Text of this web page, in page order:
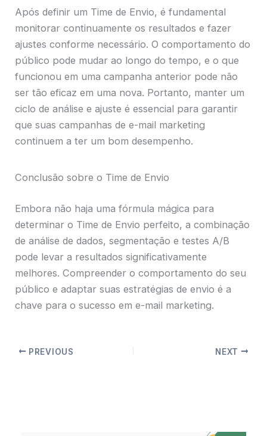
Após definir um Time de Envio, é fundamental
monitorar continuamente os resultados e fazer
ajustes conforme necessário. O comportamento do
público pode mudar ao longo do tempo, e o que
funcionou em uma campanha anterior pode não
ser tão eficaz em uma nova. Portanto, manter um
ciclo de análise e ajuste é essencial para garantir
que suas campanhas de e-mail marketing
continuem a ter um bom desempenho.
Conclusão sobre o Time de Envio
Embora não haja uma fórmula mágica para
determinar o Time de Envio perfeito, a combinação
de análise de dados, segmentação e testes A/B
pode levar a resultados significativamente
melhores. Compreender o comportamento do seu
público e adaptar suas estratégias de envio é a
chave para o sucesso em e-mail marketing.
PREVIOUS NEXT